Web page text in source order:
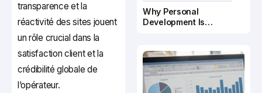
transparence et la
réactivité des sites jouent
un rôle crucial dans la
satisfaction client et la
crédibilité globale de
l’opérateur.
Why Personal
Development Is